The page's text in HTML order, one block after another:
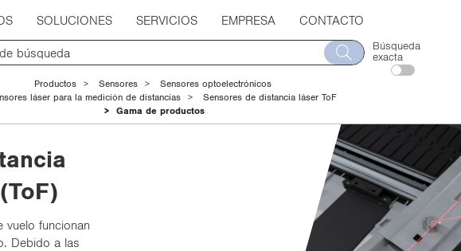
SOLUCIONES SERVICIOS EMPRESA CONTACTO
Búsqueda
exacta
Productos Sensores
Sensores optoelectrónicos
láser para la medición de distancias
Sensores de distancia láser ToF
Gama de productos
vuelo fun­cio­nan
De­bi­do a las